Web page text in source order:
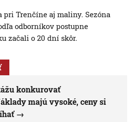
pri Trenčíne aj maliny. Sezóna
odborníkov postupne
začali o 20 dní skôr.
konkurovať
majú vysoké, ceny si